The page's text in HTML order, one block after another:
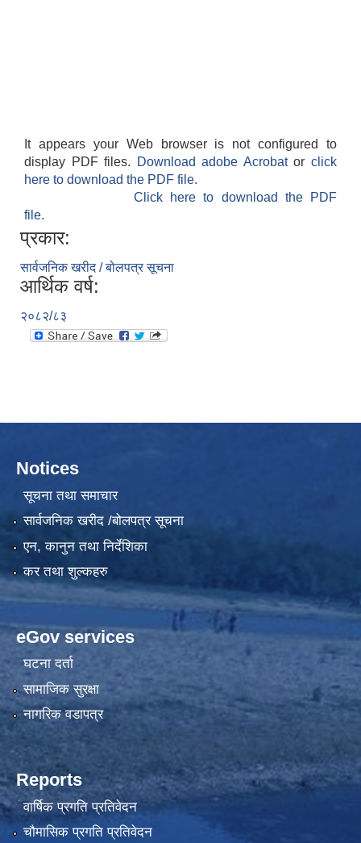
It appears your Web browser is not configured to
display PDF files.
Download adobe Acrobatorclick
here to download the PDF file.
Click here to download the PDF
file.
प्रकार:
सार्वजनिक खरीद / बोलपत्र सूचना
आर्थिक वर्ष:
२०८२/८३
Notices
सूचना तथा समाचार
सार्वजनिक खरीद /बोलपत्र सूचना
एन, कानुन तथा निर्देशिका
कर तथा शुल्कहरु
eGov services
घटना दर्ता
सामाजिक सुरक्षा
नागरिक वडापत्र
Reports
वार्षिक प्रगति प्रतिवेदन
चौमासिक प्रगति प्रतिवेदन